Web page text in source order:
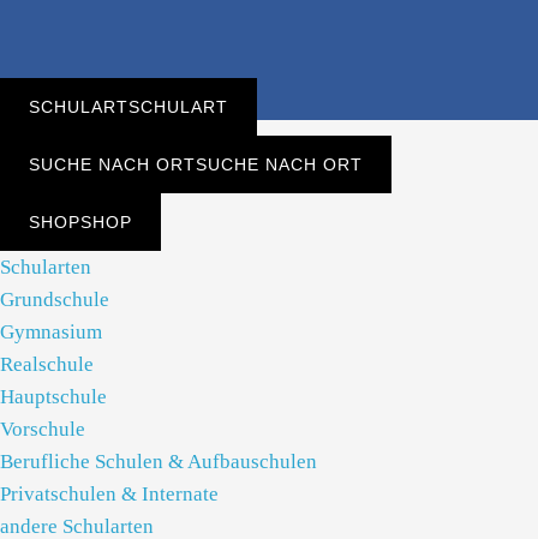
SCHULARTSCHULART
SUCHE NACH ORTSUCHE NACH ORT
SHOPSHOP
Schularten
Grundschule
Gymnasium
Realschule
Hauptschule
Vorschule
Berufliche Schulen & Aufbauschulen
Privatschulen & Internate
andere Schularten